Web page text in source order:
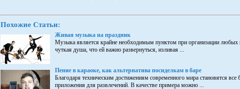
Похожие Статьи:
Живая музыка на праздник
Музыка является крайне необходимым пунктом при организации любых
чуткая душа, что ей важно развернуться, изливая ...
Пение в караоке, как альтернатива посиделкам в баре
Благодаря техническим достижениям современного мира становятся
приложения для развлечений. В качестве примера можно ...